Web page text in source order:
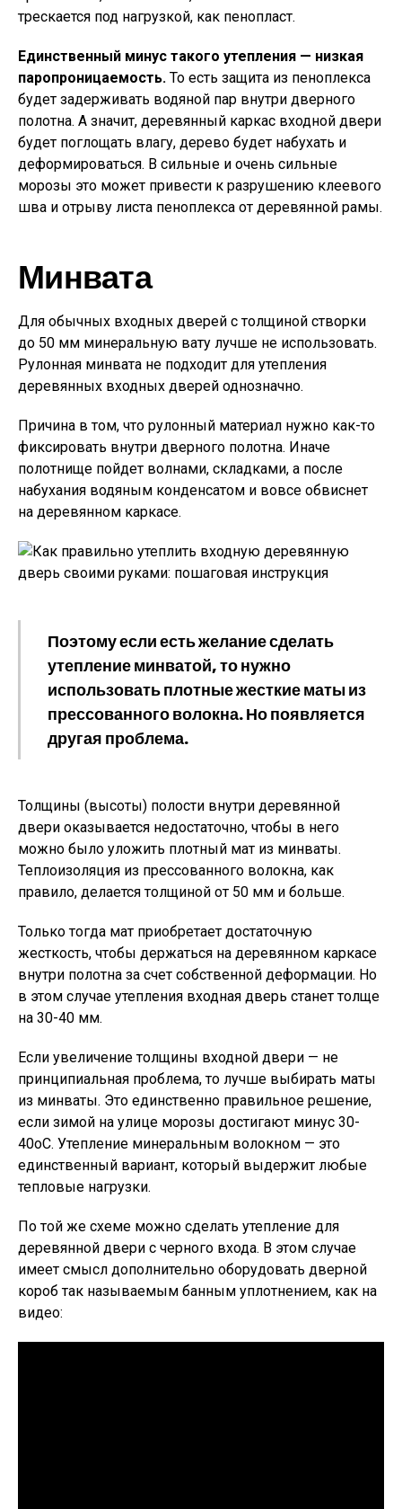
трескается под нагрузкой, как пенопласт.
Единственный минус такого утепления — низкая
паропроницаемость. То есть защита из пеноплекса
будет задерживать водяной пар внутри дверного
полотна. А значит, деревянный каркас входной двери
будет поглощать влагу, дерево будет набухать и
деформироваться. В сильные и очень сильные
морозы это может привести к разрушению клеевого
шва и отрыву листа пеноплекса от деревянной рамы.
Минвата
Для обычных входных дверей с толщиной створки
до 50 мм минеральную вату лучше не использовать.
Рулонная минвата не подходит для утепления
деревянных входных дверей однозначно.
Причина в том, что рулонный материал нужно как-то
фиксировать внутри дверного полотна. Иначе
полотнище пойдет волнами, складками, а после
набухания водяным конденсатом и вовсе обвиснет
на деревянном каркасе.
Поэтому если есть желание сделать
утепление минватой, то нужно
использовать плотные жесткие маты из
прессованного волокна. Но появляется
другая проблема.
Толщины (высоты) полости внутри деревянной
двери оказывается недостаточно, чтобы в него
можно было уложить плотный мат из минваты.
Теплоизоляция из прессованного волокна, как
правило, делается толщиной от 50 мм и больше.
Только тогда мат приобретает достаточную
жесткость, чтобы держаться на деревянном каркасе
внутри полотна за счет собственной деформации. Но
в этом случае утепления входная дверь станет толще
на 30-40 мм.
Если увеличение толщины входной двери — не
принципиальная проблема, то лучше выбирать маты
из минваты. Это единственно правильное решение,
если зимой на улице морозы достигают минус 30-
40оС. Утепление минеральным волокном — это
единственный вариант, который выдержит любые
тепловые нагрузки.
По той же схеме можно сделать утепление для
деревянной двери с черного входа. В этом случае
имеет смысл дополнительно оборудовать дверной
короб так называемым банным уплотнением, как на
видео: